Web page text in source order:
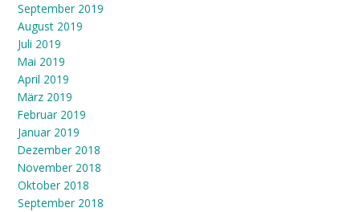
September 2019
August 2019
Juli 2019
Mai 2019
April 2019
März 2019
Februar 2019
Januar 2019
Dezember 2018
November 2018
Oktober 2018
September 2018